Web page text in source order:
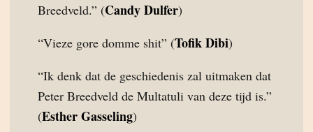
Breedveld.” (Candy Dulfer)
“Vieze gore domme shit” (Tofik Dibi)
“Ik denk dat de geschiedenis zal uitmaken dat
Peter Breedveld de Multatuli van deze tijd is.”
(Esther Gasseling)